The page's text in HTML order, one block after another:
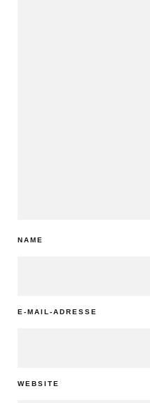
NAME
E-MAIL-ADRESSE
WEBSITE